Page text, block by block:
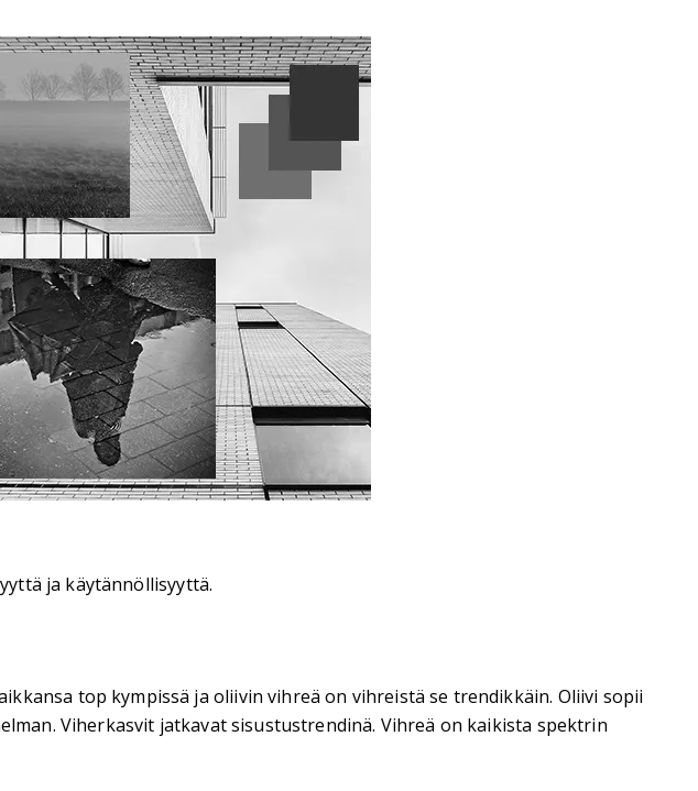
ja käytännöllisyyttä.
top kympissä ja oliivin vihreä on vihreistä se trendikkäin. Oliivi sopii
Viherkasvit jatkavat sisustustrendinä. Vihreä on kaikista spektrin